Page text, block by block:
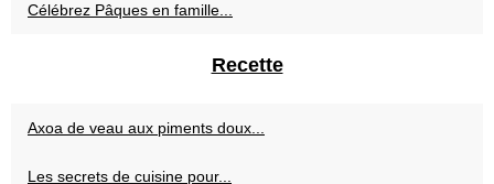
Célébrez Pâques en famille...
Recette
Axoa de veau aux piments doux...
Les secrets de cuisine pour...